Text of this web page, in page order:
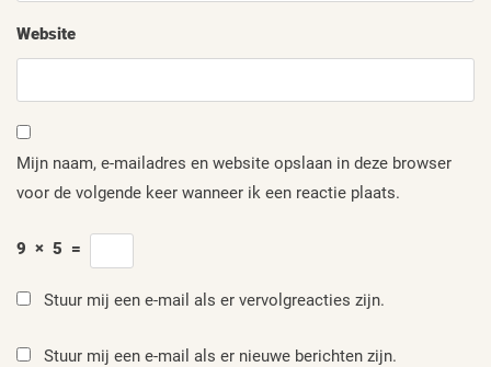
Website
Mijn naam, e-mailadres en website opslaan in deze browser
voor de volgende keer wanneer ik een reactie plaats.
9 × 5 =
Stuur mij een e-mail als er vervolgreacties zijn.
Stuur mij een e-mail als er nieuwe berichten zijn.